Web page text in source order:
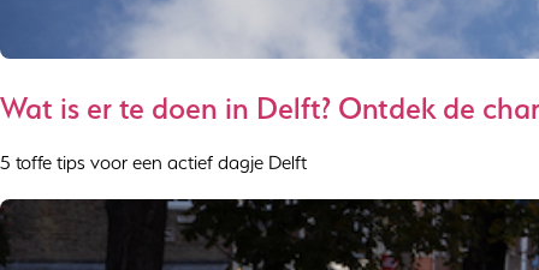
Wat is er te doen in Delft? Ontdek de
5 toffe tips voor een actief dagje Delft